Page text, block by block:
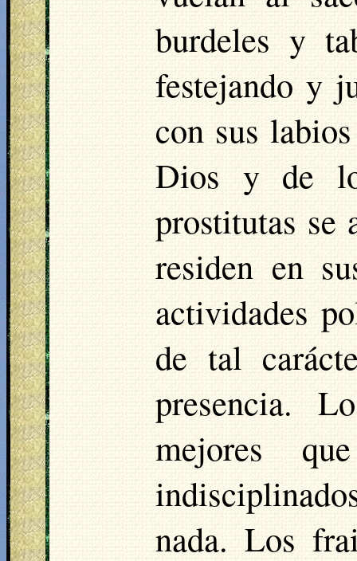
burdeles y
festejando y
con sus
Dios y de
prostitutas se
residen en
actividades
de tal
presencia.
mejores
nada. Los